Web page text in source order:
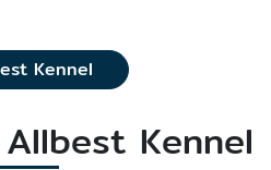
Kennel
Allbest Kennel